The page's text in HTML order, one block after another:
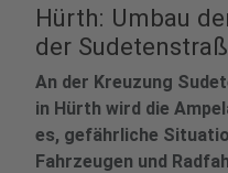
Hürth: Umbau
der
An der Kreuzung
in Hürth wird die
es, gefährliche
Fahrzeugen und